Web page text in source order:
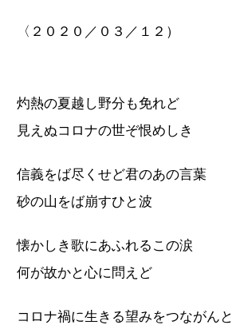
〈２０２０／０３／１２）
灼熱の夏越し野分も免れど
見えぬコロナの世ぞ恨めしき
信義をば尽くせど君のあの言葉
砂の山をば崩すひと波
懐かしき歌にあふれるこの涙
何が故かと心に問えど
コロナ禍に生きる望みをつながんと